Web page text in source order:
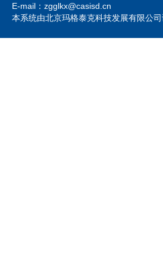
E-mail：zgglkx@casisd.cn
本系统由北京玛格泰克科技发展有限公